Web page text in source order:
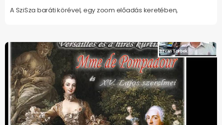
A SziSza baráti körével, egy zoom előadás keretében,